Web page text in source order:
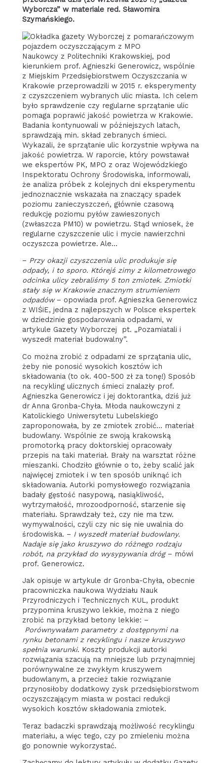
Wyborcza” w materiale red. Sławomira
Szymańskiego.
Naukowcy z Politechniki Krakowskiej, pod
kierunkiem prof. Agnieszki Generowicz, wspólnie
z Miejskim Przedsiębiorstwem Oczyszczania w
Krakowie przeprowadzili w 2015 r. eksperymenty
z czyszczeniem wybranych ulic miasta. Ich celem
było sprawdzenie czy regularne sprzątanie ulic
pomaga poprawić jakość powietrza w Krakowie.
Badania kontynuowali w późniejszych latach,
sprawdzają min. skład zebranych śmieci.
Wykazali, że sprzątanie ulic korzystnie wpływa na
jakość powietrza. W raporcie, który powstawał
we ekspertów PK, MPO z oraz Wojewódzkiego
Inspektoratu Ochrony Środowiska, informowali,
że analiza próbek z kolejnych dni eksperymentu
jednoznacznie wskazała na znaczący spadek
poziomu zanieczyszczeń, głównie czasową
redukcję poziomu pyłów zawieszonych
(zwłaszcza PM10) w powietrzu. Stąd wniosek, że
regularne czyszczenie ulic i mycie nawierzchni
oczyszcza powietrze. Ale…
– Przy okazji czyszczenia ulic produkuje się
odpady, i to sporo. Którejś zimy z kilometrowego
odcinka ulicy zebraliśmy 5 ton zmiotek. Zmiotki
stały się w Krakowie znacznym strumieniem
odpadów– opowiada prof. Agnieszka Generowicz
z WIŚiE, jedna z najlepszych w Polsce ekspertek
w dziedzinie gospodarowania odpadami, w
artykule Gazety Wyborczej pt. „Pozamiatali i
wyszedł materiał budowalny”.
Co można zrobić z odpadami ze sprzątania ulic,
żeby nie ponosić wysokich kosztów ich
składowania (to ok. 400-500 zł za tonę!) Sposób
na recykling ulicznych śmieci znalazły prof.
Agnieszka Generowicz i jej doktorantka, dziś już
dr Anna Gronba-Chyła. Młoda naukowczyni z
Katolickiego Uniwersytetu Lubelskiego
zaproponowała, by ze zmiotek zrobić… materiał
budowlany. Wspólnie ze swoją krakowską
promotorką pracy doktorskiej opracowały
przepis na taki materiał. Brały na warsztat różne
mieszanki. Chodziło głównie o to, żeby scalić jak
najwięcej zmiotek i w ten sposób uniknąć ich
składowania. Autorki pomysłowego rozwiązania
badały gęstość nasypową, nasiąkliwość,
wytrzymałość, mrozoodporność, starzenie się
materiału. Sprawdzały też, czy nie ma tzw.
wymywalności, czyli czy nic się nie uwalnia do
środowiska. – I wyszedł materiał budowlany.
Nadaje się jako kruszywo do różnego rodzaju
robót, na przykład do wysypywania dróg– mówi
prof. Generowicz.
Jak opisuje w artykule dr Gronba-Chyła, obecnie
pracowniczka naukowa Wydziału Nauk
Przyrodniczych i Technicznych KUL, produkt
przypomina kruszywo lekkie, można z niego
zrobić na przykład betony lekkie: –
Porównywałam parametry z dostępnymi na
rynku betonami z recyklingu i nasze kruszywo
spełnia warunki. Koszty produkcji autorki
rozwiązania szacują na mniejsze lub przynajmniej
porównywalne ze zwykłym kruszywem
budowlanym, a przecież takie rozwiązanie
przynosiłoby dodatkowy zysk przedsiębiorstwom
oczyszczającym miasta w postaci redukcji
wysokich kosztów składowania zmiotek.
Teraz badaczki sprawdzają możliwość recyklingu
materiału, a więc tego, czy po zmieleniu można
go ponownie wykorzystać.